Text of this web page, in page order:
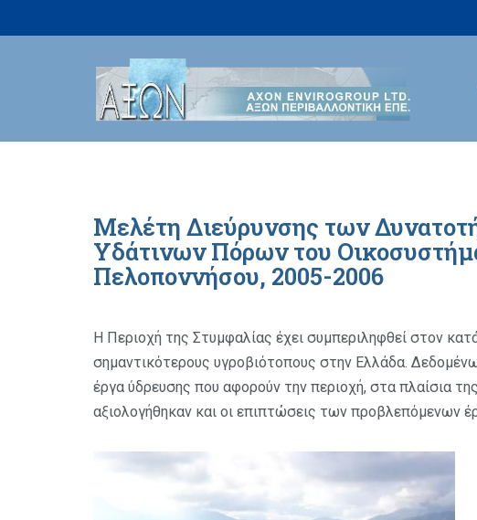
Μελέτη Διεύρυνσης των
Υδάτινων Πόρων του
Πελοποννήσου, 2005-2006
Η Περιοχή της Στυμφαλίας έχει συμπεριληφθεί στον
σημαντικότερους υγροβιότοπους στην Ελλάδα.
έργα ύδρευσης που αφορούν την περιοχή, στα πλαίσια
αξιολογήθηκαν και οι επιπτώσεις των προβλεπόμενων